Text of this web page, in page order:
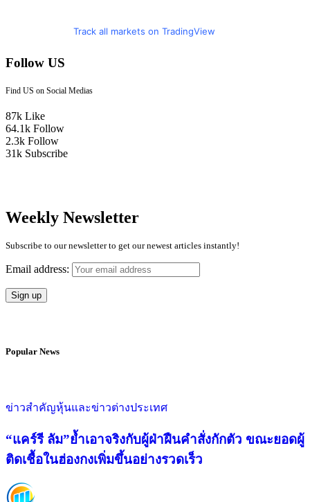
Track all markets on TradingView
Follow US
Find US on Social Medias
87k Like
64.1k Follow
2.3k Follow
31k Subscribe
Weekly Newsletter
Subscribe to our newsletter to get our newest articles instantly!
Email address:
Popular News
ข่าวสำคัญหุ้นและข่าวต่างประเทศ
“แคร์รี ลัม”ย้ำเอาจริงกับผู้ฝ่าฝืนคำสั่งกักตัว ขณะยอดผู้
ติดเชื้อในฮ่องกงเพิ่มขึ้นอย่างรวดเร็ว